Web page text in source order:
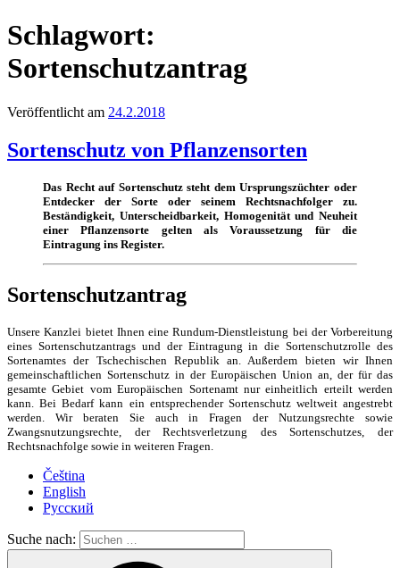
Schlagwort:
Sortenschutzantrag
Veröffentlicht am 24.2.2018
Sortenschutz von Pflanzensorten
Das Recht auf Sortenschutz steht dem Ursprungszüchter oder
Entdecker der Sorte oder seinem Rechtsnachfolger zu.
Beständigkeit, Unterscheidbarkeit, Homogenität und Neuheit
einer Pflanzensorte gelten als Voraussetzung für die
Eintragung ins Register.
Sortenschutzantrag
Unsere Kanzlei bietet Ihnen eine Rundum-Dienstleistung bei der Vorbereitung
eines Sortenschutzantrags und der Eintragung in die Sortenschutzrolle des
Sortenamtes der Tschechischen Republik an. Außerdem bieten wir Ihnen
gemeinschaftlichen Sortenschutz in der Europäischen Union an, der für das
gesamte Gebiet vom Europäischen Sortenamt nur einheitlich erteilt werden
kann. Bei Bedarf kann ein entsprechender Sortenschutz weltweit angestrebt
werden. Wir beraten Sie auch in Fragen der Nutzungsrechte sowie
Zwangsnutzungsrechte, der Rechtsverletzung des Sortenschutzes, der
Rechtsnachfolge sowie in weiteren Fragen.
Čeština
English
Русский
Suche nach: